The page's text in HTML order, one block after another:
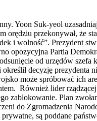
Yoon Suk-yeol
orędziu przekonywał, że
i wolność”. Prezydent
opozycyjna Partia
od urzędów
decyzję prezydenta
może spróbować ich
Również lider
zablokowanie. Plan
do Zgromadzenia
są poddane